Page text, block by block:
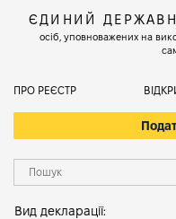
ЄДИНИЙ
осіб, уповноважених на
ПРО РЕЄСТР
Вид декларації: